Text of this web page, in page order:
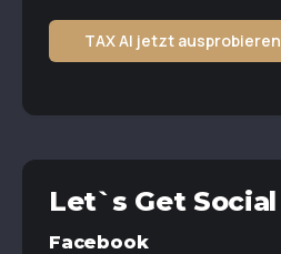
TAX AI jetzt ausprobieren
Let`s Get Social
Facebook